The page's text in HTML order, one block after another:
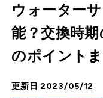
ウォーター
能？交換時
のポイント
更新日 2023/05/12